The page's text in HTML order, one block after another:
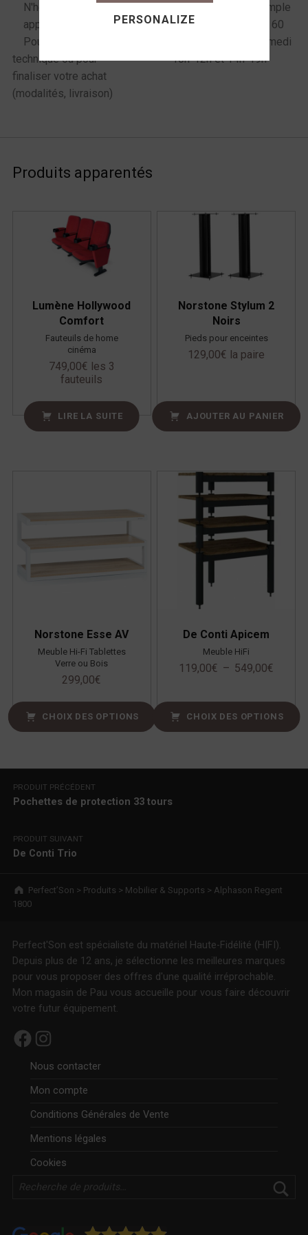
N'hésitez pas à
appeler !
Pour toute question
technique ou pour
finaliser votre achat
(modalités, livraison)
Commande sur simple
appel au 06 72 61 60
98 du mardi au samedi
10h-12h et 14h-19h
Produits apparentés
Lumène Hollywood
Comfort
Fauteuils de home
cinéma
749,00€ les 3
fauteuils
LIRE LA SUITE
Norstone Stylum 2
Noirs
Pieds pour enceintes
129,00€ la paire
AJOUTER AU PANIER
Norstone Esse AV
Meuble Hi-Fi Tablettes
Verre ou Bois
299,00€
CHOIX DES OPTIONS
De Conti Apicem
Meuble HiFi
119,00€ – 549,00€
CHOIX DES OPTIONS
Navigation de l’article
PRODUIT PRÉCÉDENT
Pochettes de protection 33 tours
PRODUIT SUIVANT
De Conti Trio
Breadcrumbs navigation
Perfect’Son > Produits > Mobilier & Supports > Alphason Regent
1800
Perfect'Son est spécialiste du matériel Haute-Fidélité (HIFI).
Depuis plus de 12 ans, je sélectionne les meilleures marques
pour vous proposer des offres d'une qualité irréprochable.
Mon magasin de Pau vous accueille pour vous faire découvrir
votre futur équipement.
Facebook Instagram
Nous contacter
Mon compte
Conditions Générales de Vente
Mentions légales
Cookies
PERSONALIZE